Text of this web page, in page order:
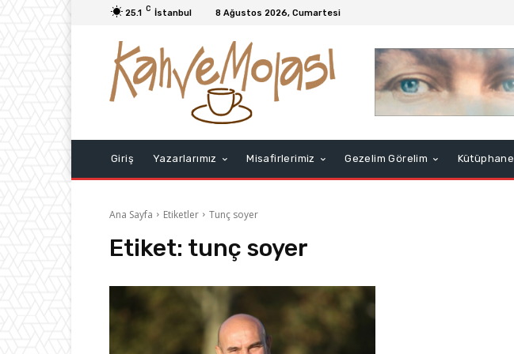
25.1 C İstanbul 8 Ağustos 2026, Cumartesi
Giriş Yazarlarımız Misafirlerimiz Gezelim Görelim Kütüphane
Ana Sayfa Etiketler Tunç soyer
Etiket: tunç soyer